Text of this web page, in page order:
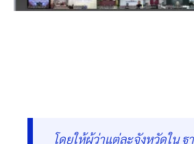
โดยให้ผู้ว่าแต่ละจังหวัดใน ฐ